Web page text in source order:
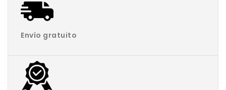
Envío gratuito